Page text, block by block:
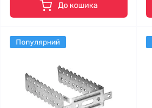
До кошика
Популярний